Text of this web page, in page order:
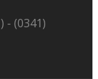
- (0341)